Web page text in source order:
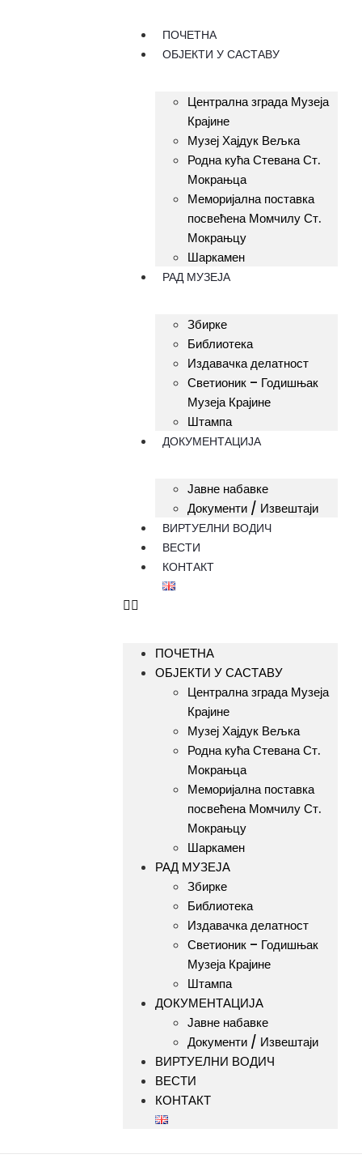
ПОЧЕТНА
ОБЈЕКТИ У САСТАВУ
Централна зграда Музеја
Крајине
Музеј Хајдук Вељка
Родна кућа Стевана Ст.
Мокрањца
Меморијална поставка
посвећена Момчилу Ст.
Мокрањцу
Шаркамен
РАД МУЗЕЈА
Збирке
Библиотека
Издавачка делатност
Светионик – Годишњак
Музеја Крајине
Штампа
ДОКУМЕНТАЦИЈА
Јавне набавке
Документи / Извештаји
ВИРТУЕЛНИ ВОДИЧ
ВЕСТИ
КОНТАКТ
ПОЧЕТНА
ОБЈЕКТИ У САСТАВУ
Централна зграда Музеја
Крајине
Музеј Хајдук Вељка
Родна кућа Стевана Ст.
Мокрањца
Меморијална поставка
посвећена Момчилу Ст.
Мокрањцу
Шаркамен
РАД МУЗЕЈА
Збирке
Библиотека
Издавачка делатност
Светионик – Годишњак
Музеја Крајине
Штампа
ДОКУМЕНТАЦИЈА
Јавне набавке
Документи / Извештаји
ВИРТУЕЛНИ ВОДИЧ
ВЕСТИ
КОНТАКТ